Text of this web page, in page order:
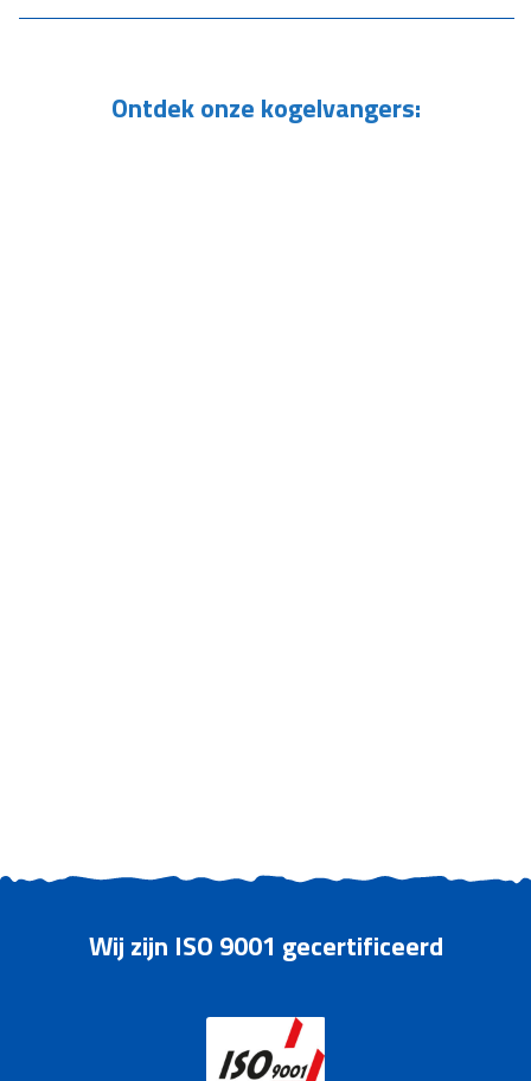
Ontdek onze kogelvangers:
Wij zijn ISO 9001 gecertificeerd